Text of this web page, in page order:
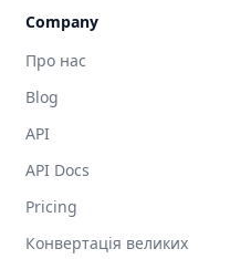
Company
Про нас
Blog
API
API Docs
Pricing
Конвертація великих